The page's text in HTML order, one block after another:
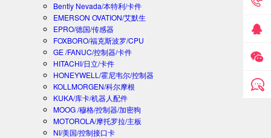
Bently Nevada/本特利/卡件
EMERSON OVATION/艾默生
EPRO/德国/传感器
FOXBORO/福克斯波罗/CPU
GE /FANUC/控制器/卡件
HITACHI/日立/卡件
HONEYWELL/霍尼韦尔/控制器
KOLLMORGEN/科尔摩根
KUKA/库卡/机器人配件
MOOG /穆格/控制器/加密狗
MOTOROLA/摩托罗拉/主板
NI/美国/控制接口卡